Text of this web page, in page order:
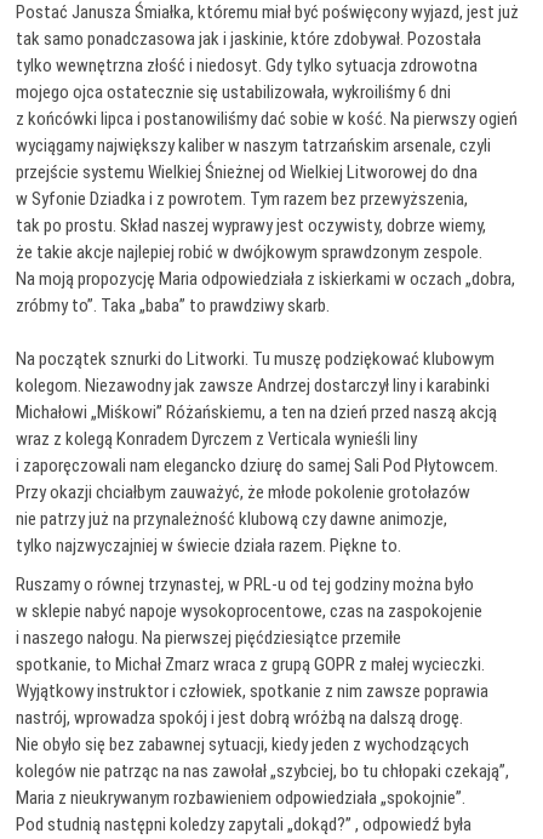
Postać Janusza Śmiałka, któremu miał być poświęcony wyjazd, jest już
tak samo ponadczasowa jak i jaskinie, które zdobywał. Pozostała
tylko wewnętrzna złość i niedosyt. Gdy tylko sytuacja zdrowotna
mojego ojca ostatecznie się ustabilizowała, wykroiliśmy 6 dni
z końcówki lipca i postanowiliśmy dać sobie w kość. Na pierwszy ogień
wyciągamy największy kaliber w naszym tatrzańskim arsenale, czyli
przejście systemu Wielkiej Śnieżnej od Wielkiej Litworowej do dna
w Syfonie Dziadka i z powrotem. Tym razem bez przewyższenia,
tak po prostu. Skład naszej wyprawy jest oczywisty, dobrze wiemy,
że takie akcje najlepiej robić w dwójkowym sprawdzonym zespole.
Na moją propozycję Maria odpowiedziała z iskierkami w oczach „dobra,
zróbmy to”. Taka „baba” to prawdziwy skarb.
Na początek sznurki do Litworki. Tu muszę podziękować klubowym
kolegom. Niezawodny jak zawsze Andrzej dostarczył liny i karabinki
Michałowi „Miśkowi” Różańskiemu, a ten na dzień przed naszą akcją
wraz z kolegą Konradem Dyrczem z Verticala wynieśli liny
i zaporęczowali nam elegancko dziurę do samej Sali Pod Płytowcem.
Przy okazji chciałbym zauważyć, że młode pokolenie grotołazów
nie patrzy już na przynależność klubową czy dawne animozje,
tylko najzwyczajniej w świecie działa razem. Piękne to.
Ruszamy o równej trzynastej, w PRL-u od tej godziny można było
w sklepie nabyć napoje wysokoprocentowe, czas na zaspokojenie
i naszego nałogu. Na pierwszej pięćdziesiątce przemiłe
spotkanie, to Michał Zmarz wraca z grupą GOPR z małej wycieczki.
Wyjątkowy instruktor i człowiek, spotkanie z nim zawsze poprawia
nastrój, wprowadza spokój i jest dobrą wróżbą na dalszą drogę.
Nie obyło się bez zabawnej sytuacji, kiedy jeden z wychodzących
kolegów nie patrząc na nas zawołał „szybciej, bo tu chłopaki czekają”,
Maria z nieukrywanym rozbawieniem odpowiedziała „spokojnie”.
Pod studnią następni koledzy zapytali „dokąd?” , odpowiedź była